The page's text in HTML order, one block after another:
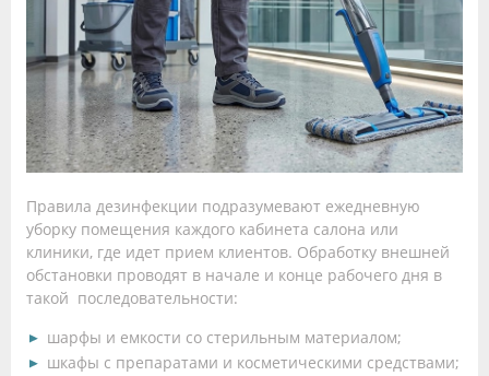
Правила дезинфекции подразумевают ежедневную
уборку помещения каждого кабинета салона или
клиники, где идет прием клиентов. Обработку внешней
обстановки проводят в начале и конце рабочего дня в
такой последовательности:
шарфы и емкости со стерильным материалом;
шкафы с препаратами и косметическими средствами;